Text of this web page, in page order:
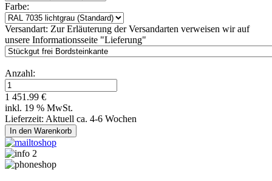
Farbe:
Versandart: Zur Erläuterung der Versandarten verweisen wir auf
unsere Informationsseite "Lieferung"
Anzahl:
1 451.99 €
inkl. 19 % MwSt.
Lieferzeit: Aktuell ca. 4-6 Wochen